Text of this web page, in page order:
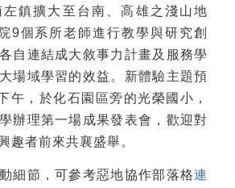
鎮擴大至台南、高雄之淺山地
9個系所老師進行教學與研究創
自連結成大敘事力計畫及服務學
場域學習的效益。新體驗主題預
午，於化石園區旁的光榮國小，
辦理第一場成果發表會，歡迎對
趣者前來共襄盛舉。
細節，可參考惡地協作部落格連